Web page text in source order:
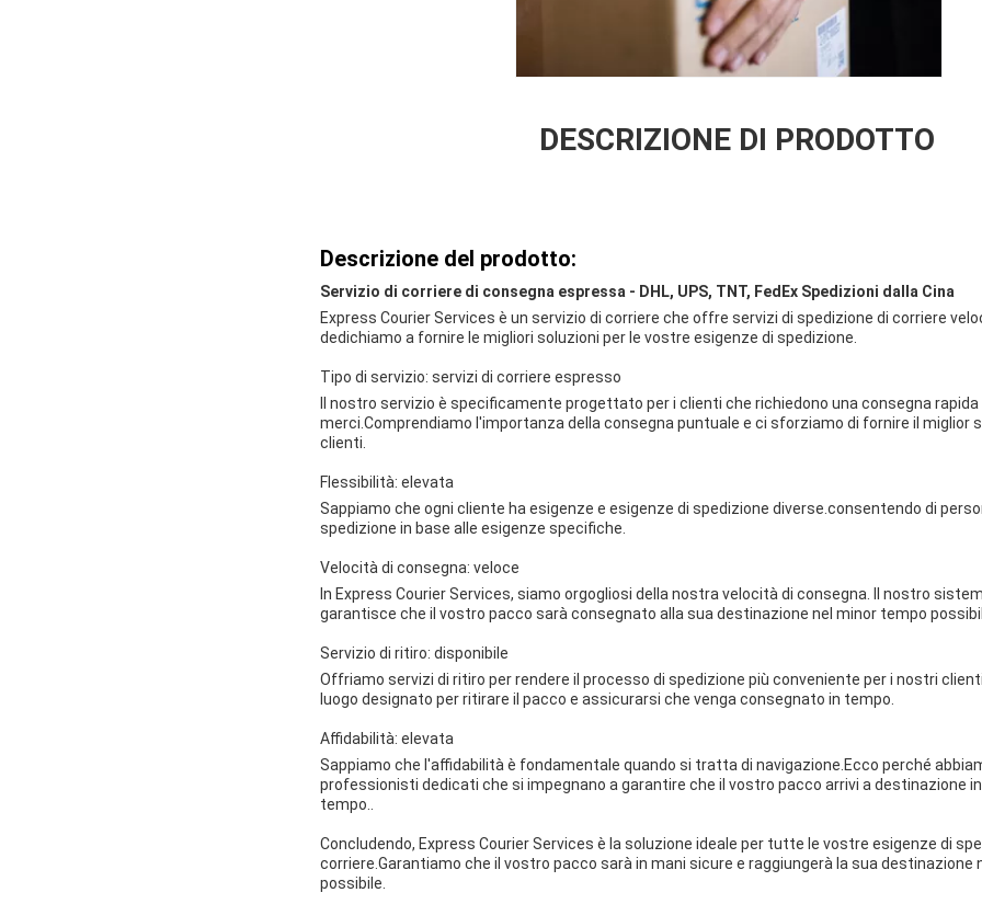
DESCRIZIONE DI PRODOTTO
Descrizione del prodotto:
Servizio di corriere di consegna espressa - DHL, UPS, TNT, FedEx Spedizioni dalla Cina
Express Courier Services è un servizio di corriere che offre servizi di spedizione di corriere
dedichiamo a fornire le migliori soluzioni per le vostre esigenze di spedizione.
Tipo di servizio: servizi di corriere espresso
Il nostro servizio è specificamente progettato per i clienti che richiedono una consegna
merci.Comprendiamo l'importanza della consegna puntuale e ci sforziamo di fornire il miglior
clienti.
Flessibilità: elevata
Sappiamo che ogni cliente ha esigenze e esigenze di spedizione diverse.consentendo di
spedizione in base alle esigenze specifiche.
Velocità di consegna: veloce
In Express Courier Services, siamo orgogliosi della nostra velocità di consegna. Il nostro
garantisce che il vostro pacco sarà consegnato alla sua destinazione nel minor tempo
Servizio di ritiro: disponibile
Offriamo servizi di ritiro per rendere il processo di spedizione più conveniente per i nostri
luogo designato per ritirare il pacco e assicurarsi che venga consegnato in tempo.
Affidabilità: elevata
Sappiamo che l'affidabilità è fondamentale quando si tratta di navigazione.Ecco perché
professionisti dedicati che si impegnano a garantire che il vostro pacco arrivi a destinazione
tempo..
Concludendo, Express Courier Services è la soluzione ideale per tutte le vostre esigenze di
corriere.Garantiamo che il vostro pacco sarà in mani sicure e raggiungerà la sua destinazione
possibile.